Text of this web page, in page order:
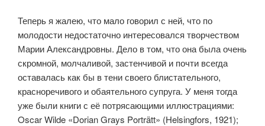
Теперь я жалею, что мало говорил с ней, что по
молодости недоста­точно интересовался творчеством
Марии Александровны. Дело в том, что она была очень
скромной, молчаливой, застенчивой и почти всегда
остава­лась как бы в тени своего блистательного,
красноречивого и обаятельного супруга. У меня тогда
уже были книги с её потрясающими иллюстрациями:
Oscar Wilde «Dorian Grays Porträtt» (Helsingfors, 1921);